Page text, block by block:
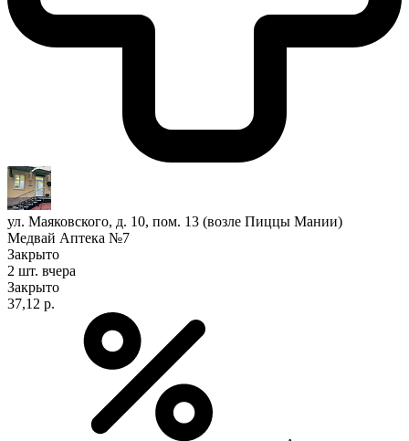
ул. Маяковского, д. 10, пом. 13 (возле Пиццы Мании)
Медвай Аптека №7
Закрыто
2 шт. вчера
Закрыто
37,12 р.